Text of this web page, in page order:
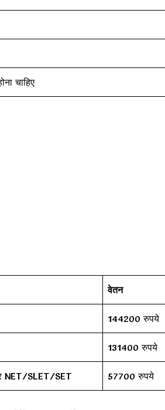
चाहिए
वेतन
144200 रुपये
131400 रुपये
NET/SLET/SET 57700 रुपये